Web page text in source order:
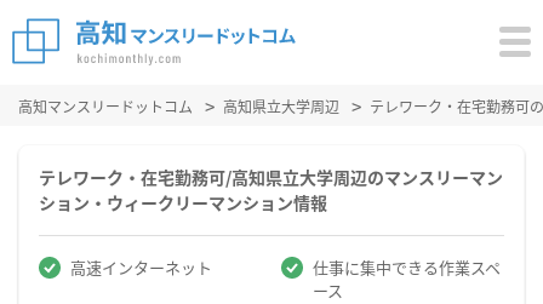
高知マンスリードットコム 高知県立大学周辺 テレワーク・在宅勤務可
テレワーク・在宅勤務可/高知県立大学周辺のマンスリーマン
ション・ウィークリーマンション情報
高速インターネット
仕事に集中できる作業スペ
ース